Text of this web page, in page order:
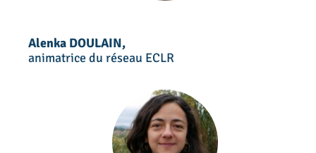
Alenka DOULAIN,
animatrice du réseau ECLR